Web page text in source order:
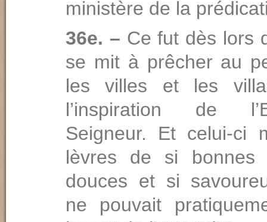
ministère de la
36e. – Ce fut dès lors
se mit à prêcher au
les villes et les
l’inspiration de
Seigneur. Et celui-ci
lèvres de si bonnes
douces et si
ne pouvait